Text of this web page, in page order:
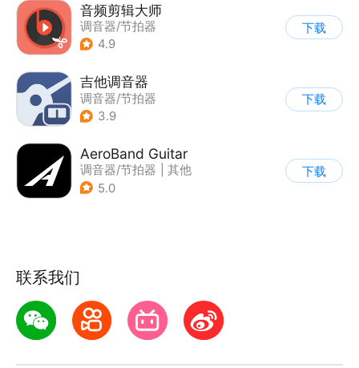
音频剪辑大师
调音器/节拍器
| AI音频处理
4.9
下载
吉他调音器
调音器/节拍器
3.9
下载
AeroBand Guitar
调音器/节拍器
其他
5.0
下载
联系我们